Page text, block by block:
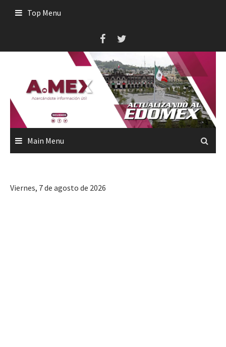
Top Menu
Main Menu
Viernes, 7 de agosto de 2026